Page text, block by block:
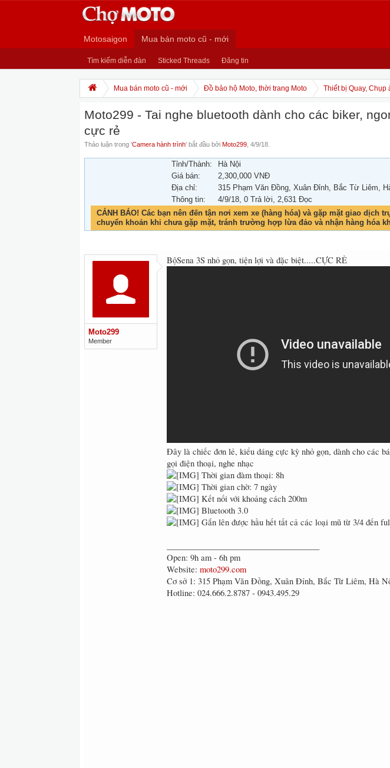
Motosaigon Mua bán moto cũ - mới
Tìm kiếm diễn đàn Sticked Threads Đăng tin
Mua bán moto cũ - mới Đồ bảo hộ Moto, thời trang Moto Thiết bị Quay, Chụp
Moto299 - Tai nghe bluetooth dành cho các biker,
cực rẻ
Thảo luận trong 'Camera hành trình' bắt đầu bởi Moto299 4/9/18
Tỉnh/Thành:
Hà Nội
Giá bán:
2,300,000 VNĐ
Địa chỉ:
315 Phạm Văn Đồng, Xuân Đỉnh, Bắc Từ Liêm,
Thông tin:
4/9/18, 0 Trả lời, 2,631 Đọc
CẢNH BÁO! Các bạn nên đến tận nơi xem xe (hàng hóa) và gặp mặt giao dịch
chuyển khoản khi chưa gặp mặt, tránh trường hợp lừa đảo và nhận hàng hóa
Moto299
Member
BộSena 3S nhỏ gọn, tiện lợi và đặc biệt.....CỰC RẺ
Đây là chiếc đơn lẻ, kiểu dáng cực kỳ nhỏ gọn, dành cho các
gọi điện thoại, nghe nhạc
Thời gian đàm thoại: 8h
Thời gian chờ: 7 ngày
Kết nối với khoảng cách 200m
Bluetooth 3.0
Gắn lên được hầu hết tất cả các loại mũ từ 3/4 đến
Open: 9h am - 6h pm
Website: moto299.com
Cơ sở 1: 315 Phạm Văn Đồng, Xuân Đỉnh, Bắc Từ Liêm, Hà
Hotline: 024.666.2.8787 - 0943.495.29